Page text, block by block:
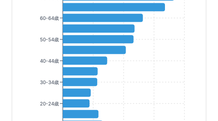
60-64歳
50-54歳
40-44歳
30-34歳
20-24歳